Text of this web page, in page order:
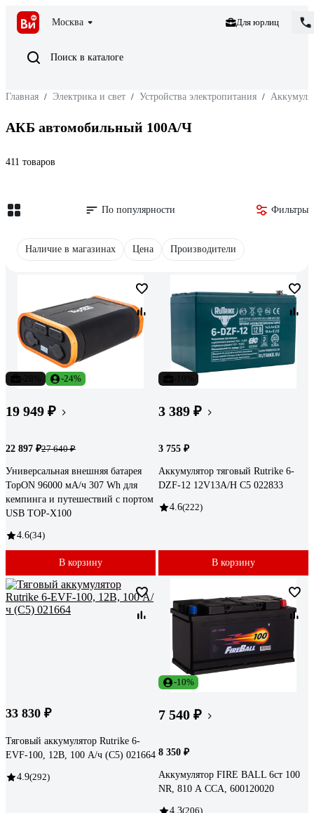
Москва Для юрлиц
Поиск в каталоге
Главная / Электрика и свет / Устройства электропитания /
АКБ автомобильный 100А/Ч
411 товаров
По популярности Фильтры
Наличие в магазинах Цена Производители
-24%
19 949 ₽
22 897 ₽27 640 ₽
Универсальная внешняя батарея
TopON 96000 мА/ч 307 Wh для
кемпинга и путешествий с портом
USB TOP-X100
4.6(34)
В корзину
3 389 ₽
3 755 ₽
Аккумулятор тяговый Rutrike 6-
DZF-12 12V13A/H C5 022833
4.6(222)
В корзину
33 830 ₽
Тяговый аккумулятор Rutrike 6-
EVF-100, 12В, 100 А/ч (C5) 021664
4.9(292)
-10%
7 540 ₽
8 350 ₽
Аккумулятор FIRE BALL 6ст 100
NR, 810 А CCA, 600120020
4.3(206)